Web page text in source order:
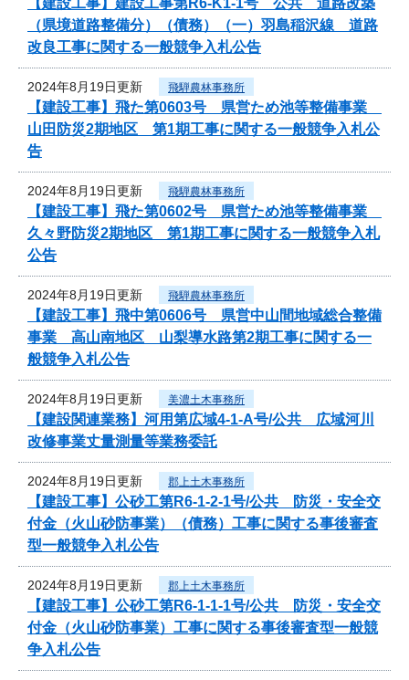
（県境道路整備分）（債務）（一）羽島稲沢線 道路
改良工事に関する一般競争入札公告
2024年8月19日更新 飛騨農林事務所
【建設工事】飛た第0603号 県営ため池等整備事業
山田防災2期地区 第1期工事に関する一般競争入札公
告
2024年8月19日更新 飛騨農林事務所
【建設工事】飛た第0602号 県営ため池等整備事業
久々野防災2期地区 第1期工事に関する一般競争入札
公告
2024年8月19日更新 飛騨農林事務所
【建設工事】飛中第0606号 県営中山間地域総合整備
事業 高山南地区 山梨導水路第2期工事に関する一
般競争入札公告
2024年8月19日更新 美濃土木事務所
【建設関連業務】河用第広域4-1-A号/公共 広域河川
改修事業丈量測量等業務委託
2024年8月19日更新 郡上土木事務所
【建設工事】公砂工第R6-1-2-1号/公共 防災・安全交
付金（火山砂防事業）（債務）工事に関する事後審査
型一般競争入札公告
2024年8月19日更新 郡上土木事務所
【建設工事】公砂工第R6-1-1-1号/公共 防災・安全交
付金（火山砂防事業）工事に関する事後審査型一般競
争入札公告